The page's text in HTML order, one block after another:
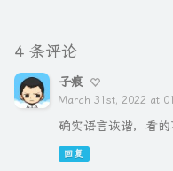
4 条评论
子痕
March 31st, 2022 at
确实语言诙谐，看的
回复